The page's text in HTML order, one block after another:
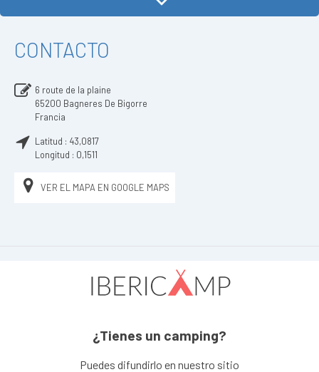
CONTACTO
6 route de la plaine
65200 Bagneres De Bigorre
Francia
Latitud : 43,0817
Longitud : 0,1511
VER EL MAPA EN GOOGLE MAPS
¿Tienes un camping?
Puedes difundirlo en nuestro sitio